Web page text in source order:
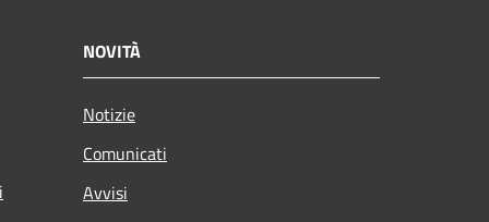
NOVITÀ
Notizie
Comunicati
Avvisi